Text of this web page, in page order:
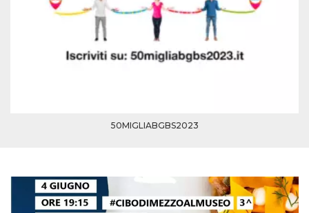
50MIGLIABGBS2023